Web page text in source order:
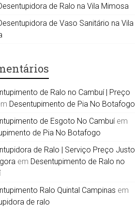
de Ralo na Vila Mimosa
de Vaso Sanitário na Vila
de Ralo no Cambuí | Preço
Desentupimento de Pia No Botafogo
de Esgoto No Cambuíem
de Pia No Botafogo
de Ralo | Serviço Preço Justo
em Desentupimento de Ralo no
Ralo Quintal Campinas em
de ralo